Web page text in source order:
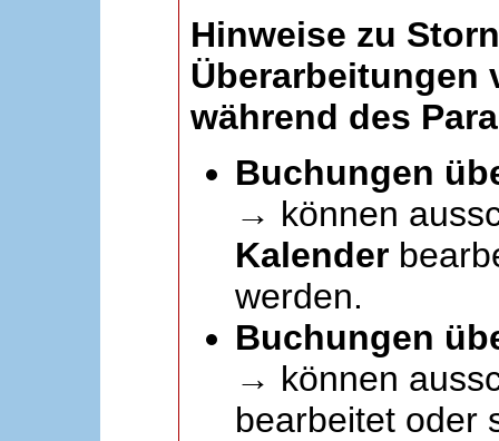
Hinweise zu
Überarbeitungen
während des
Buchungen
→ können
Kalender
werden.
Buchungen
→ können
bearbeitet oder